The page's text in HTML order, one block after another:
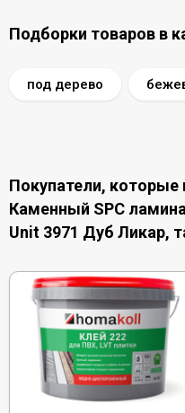
Подборки товаров в
под дерево
Покупатели, которые
Каменный SPC
Unit 3971 Дуб Ликар,